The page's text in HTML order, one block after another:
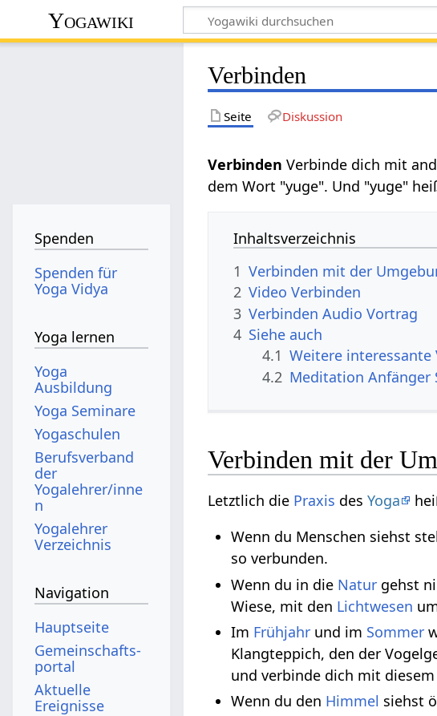
Yogawiki
Verbinden
Seite Diskussion
VerbindenVerbinde dich mit
dem Wort "yuge". Und "yuge"
Inhaltsverzeichnis
1 Verbinden mit der
2 Video Verbinden
3 Verbinden Audio Vortrag
4 Siehe auch
4.1 Weitere
4.2 Meditation Anfänger
Verbinden mit der
Letztlich die Praxis desYoga
Wenn du Menschen siehst
so verbunden.
Wenn du in die Natur gehst
Wiese, mit den Lichtwesen
Im Frühjahr und im Sommer
Klangteppich, den der
und verbinde dich mit diesem
Wenn du den Himmel siehst
Spenden
Spenden für
Yoga Vidya
Yoga lernen
Yoga
Ausbildung
Yoga Seminare
Yogaschulen
Berufsverband
der
Yogalehrer/inne
n
Yogalehrer
Verzeichnis
Navigation
Hauptseite
Gemeinschafts­
portal
Aktuelle
Ereignisse